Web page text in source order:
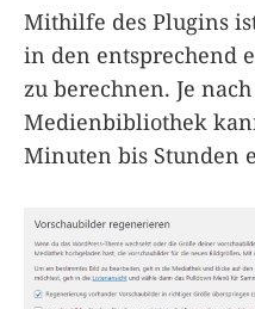
Mithilfe des Plugins
in den entsprechend
zu berechnen. Je
Medienbibliothek
Minuten bis Stunden